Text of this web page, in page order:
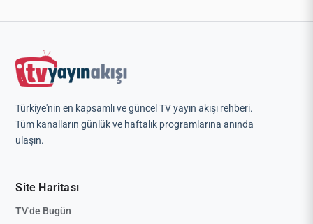
Türkiye'nin en kapsamlı ve güncel TV yayın akışı rehberi.
Tüm kanalların günlük ve haftalık programlarına anında
ulaşın.
Site Haritası
TV'de Bugün